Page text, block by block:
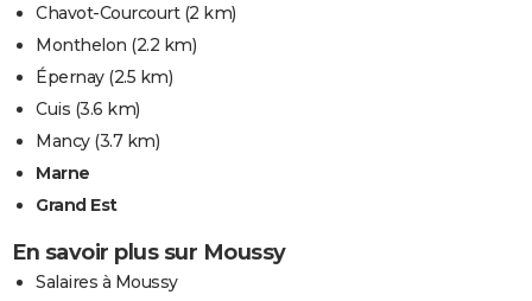
Chavot-Courcourt(2 km)
Monthelon (2.2 km)
Épernay(2.5 km)
Cuis (3.6 km)
Mancy(3.7 km)
Marne
Grand Est
En savoir plus sur Moussy
Salaires à Moussy